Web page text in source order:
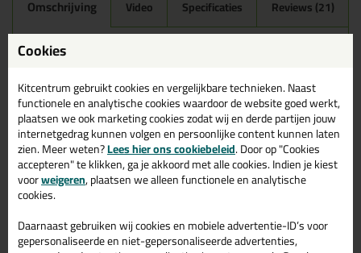
Omschrijving Video Specificaties Reviews (21)
Ottoseal S100 300ml in
Bahamabeige C10
Zoek je kit in een specifieke kleur? Gevonden! Deze sanitairkit
Ottoseal S100 300ml in de kleur Bahamabeige C10 is te
gebruiken voor verschillende toepassingen. Een duurzame en
veelzijdige kit welke makkelijk te verwerken is. Perfect als je een
bijpassende kleur zoekt met gegarandeerd een topresultaat.
Bestel de Ottoseal S100 300ml in kleur Bahamabeige C10
vandaag nog! Op voorraad en op werkdagen besteld = morgen in
huis.
Wil je meer weten over de toepassing en kenmerken van dit
product?Lees alles over dit product >
Cookies
Kitcentrum gebruikt cookies en vergelijkbare technieken. Naast
functionele en analytische cookies waardoor de website goed werkt,
plaatsen we ook marketing cookies zodat wij en derde partijen jouw
internetgedrag kunnen volgen en persoonlijke content kunnen laten
zien. Meer weten?Lees hier ons cookiebeleid. Door op "Cookies
accepteren" te klikken, ga je akkoord met alle cookies. Indien je kiest
voorweigeren, plaatsen we alleen functionele en analytische
cookies.
Daarnaast gebruiken wij cookies en mobiele advertentie-ID’s voor
gepersonaliseerde en niet-gepersonaliseerde advertenties,